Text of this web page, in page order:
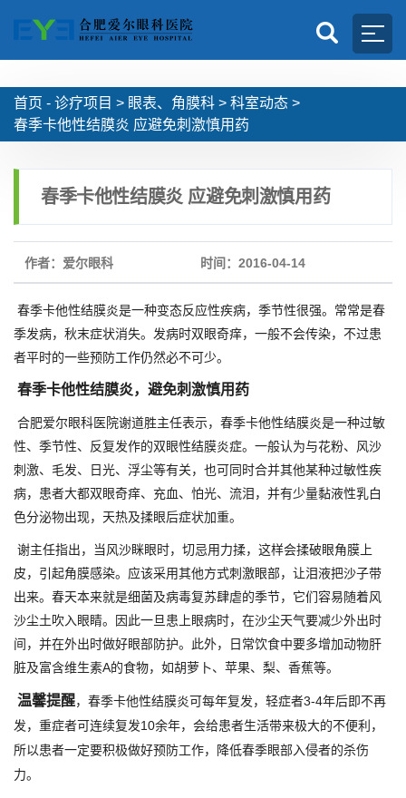
首页 - 诊疗项目 > 眼表、角膜科 > 科室动态 >
春季卡他性结膜炎 应避免刺激慎用药
春季卡他性结膜炎 应避免刺激慎用药
作者：爱尔眼科 时间：2016-04-14
春季卡他性结膜炎是一种变态反应性疾病，季节性很强。常常是春
季发病，秋末症状消失。发病时双眼奇痒，一般不会传染，不过患
者平时的一些预防工作仍然必不可少。
春季卡他性结膜炎，避免刺激慎用药
合肥爱尔眼科医院谢道胜主任表示，春季卡他性结膜炎是一种过敏
性、季节性、反复发作的双眼性结膜炎症。一般认为与花粉、风沙
刺激、毛发、日光、浮尘等有关，也可同时合并其他某种过敏性疾
病，患者大都双眼奇痒、充血、怕光、流泪，并有少量黏液性乳白
色分泌物出现，天热及揉眼后症状加重。
谢主任指出，当风沙眯眼时，切忌用力揉，这样会揉破眼角膜上
皮，引起角膜感染。应该采用其他方式刺激眼部，让泪液把沙子带
出来。春天本来就是细菌及病毒复苏肆虐的季节，它们容易随着风
沙尘土吹入眼睛。因此一旦患上眼病时，在沙尘天气要减少外出时
间，并在外出时做好眼部防护。此外，日常饮食中要多增加动物肝
脏及富含维生素A的食物，如胡萝卜、苹果、梨、香蕉等。
温馨提醒，春季卡他性结膜炎可每年复发，轻症者3-4年后即不再
发，重症者可连续复发10余年，会给患者生活带来极大的不便利，
所以患者一定要积极做好预防工作，降低春季眼部入侵者的杀伤
力。